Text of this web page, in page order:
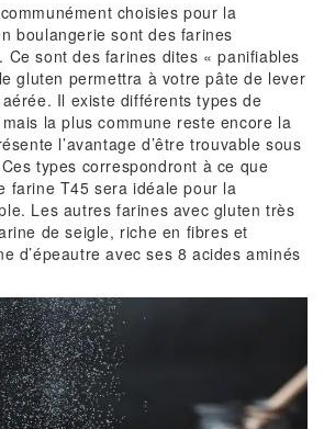
choisies pour la
boulangerie sont des farines
Ce sont des farines dites « panifiables
gluten permettra à votre pâte de lever
Il existe différents types de
la plus commune reste encore la
l’avantage d’être trouvable sous
types correspondront à ce que
farine T45 sera idéale pour la
Les autres farines avec gluten très
de seigle, riche en fibres et
d’épeautre avec ses 8 acides aminés